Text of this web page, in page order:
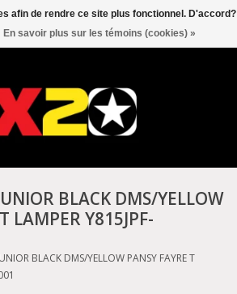
0 Articles - C$0.00
BLACK DMS/YELLOW
LAMPER Y815JPF-
BLACK DMS/YELLOW PANSY FAYRE T
afin de rendre ce site plus fonctionnel. D'accord?
En savoir plus sur les témoins (cookies) »